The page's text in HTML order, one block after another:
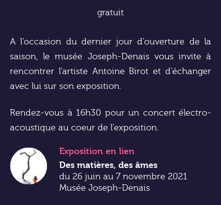
gratuit
A l’occasion du dernier jour d’ouverture de la
saison, le musée Joseph-Denais vous invite à
rencontrer l’artiste Antoine Birot et d’échanger
avec lui sur son exposition.
Rendez-vous à 16h30 pour un concert électro-
acoustique au coeur de l’exposition.
Exposition en lien
Des matières, des âmes
du 26 juin au 7 novembre 2021
Musée Joseph-Denais